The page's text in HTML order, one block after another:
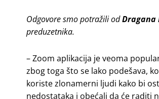
Odgovore smo potražili odDragana
preduzetnika.
– Zoom aplikacija je veoma
zbog toga što se lako podešava,
koriste zlonamerni ljudi kako bi
nedostataka i obećali da će raditi